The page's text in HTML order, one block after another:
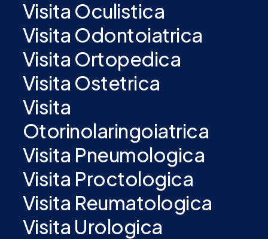
Visita Oculistica
Visita Odontoiatrica
Visita Ortopedica
Visita Ostetrica
Visita
Otorinolaringoiatrica
Visita Pneumologica
Visita Proctologica
Visita Reumatologica
Visita Urologica